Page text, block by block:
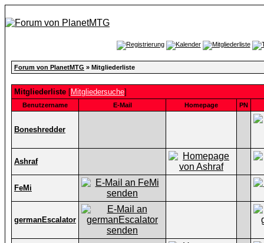
Forum von PlanetMTG » Mitgliederliste
Mitgliederliste [Mitgliedersuche]
Benutzername E-Mail Homepage PN
Boneshredder
Ashraf
FeMi
germanEscalator